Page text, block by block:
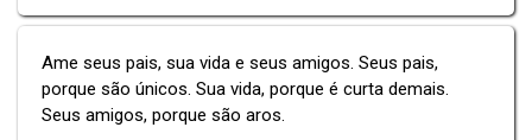
Ame seus pais, sua vida e seus amigos. Seus pais,
porque são únicos. Sua vida, porque é curta demais.
Seus amigos, porque são aros.